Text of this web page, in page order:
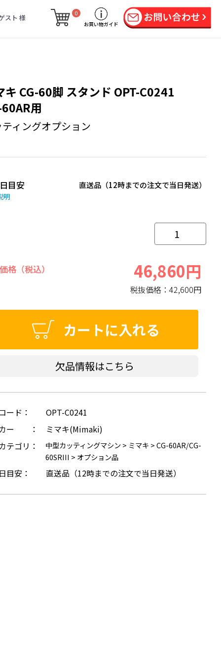
スト 様
0
お買い物ガイド
キ CG-60脚 スタンド OPT-C0241
用
ィングオプション
目安
明
直送品（12時までの注文で当日発送）
格（税込） 46,860円
税抜価格： 42,600円
カートに入れる
欠品情報はこちら
ード：
OPT-C0241
カー ：
ミマキ(Mimaki)
テゴリ：
中型カッティングマシン > ミマキ >CG-60AR/CG-
60SRIII > オプション品
目安： 直送品（12時までの注文で当日発送）